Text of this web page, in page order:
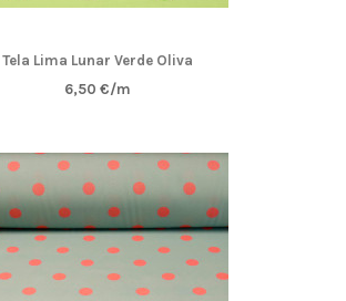
Tela Lima Lunar Verde Oliva
6,50 €/m